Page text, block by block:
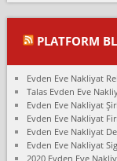
Ali:
olduk. Asansörlü dediler
fark istediler. ortada
Nimet:
Ben 2021 Ağustos ilk
Mahallesi'nden bir
oturuyorum önceleri ara...
PLATFORM
Evden Eve Nakliyat
Talas Evden Eve
Evden Eve Nakliyat
Evden Eve Nakliyat
Evden Eve Nakliyat
Evden Eve Nakliyat
2020 Evden Eve